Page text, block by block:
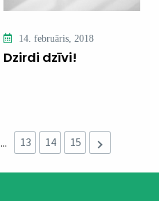
14. februāris, 2018
Dzirdi dzīvi!
... 13 14 15